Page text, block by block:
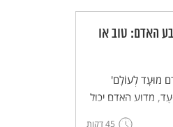
האדם: טוב או
מוּעָד לְעוֹלָם'
מדוע האדם יכול
45 דקות